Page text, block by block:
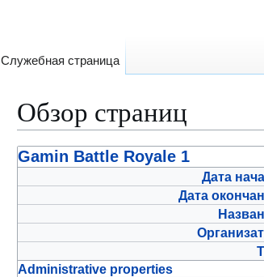
Обзор страниц
Перейти
Перейти
Gamin Battle Royale 1
Дата
Дата
Administrative properties
Служебная страница